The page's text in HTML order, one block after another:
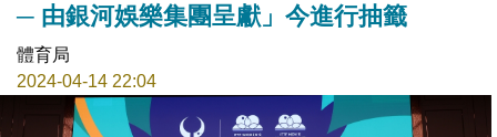
─ 由銀河娛樂集團呈獻」今進行抽籤
體育局
2024-04-14 22:04